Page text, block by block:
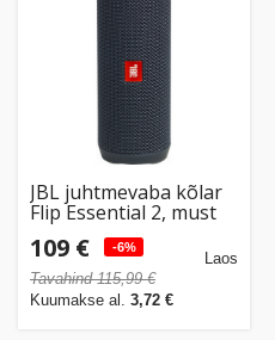
JBL juhtmevaba kõlar
Flip Essential 2, must
109 € -6%
Tavahind 115,99 €
Kuumakse al. 3,72 €
Laos